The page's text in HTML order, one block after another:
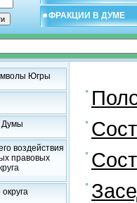
ФРАКЦИИ В ДУМЕ
Югры
Думы
воздействия
правовых